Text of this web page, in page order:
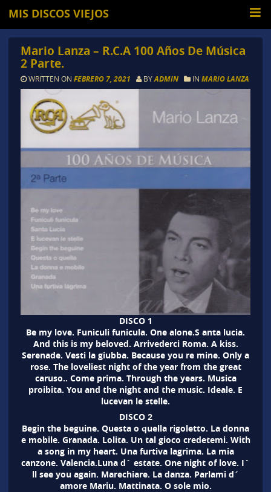
MIS DISCOS VIEJOS
Mario Lanza – R.C.A 100 Años De Música
2 Parte.
WRITTEN ON FEBRERO 7, 2021 BYADMIN IN MARIO LANZA
DISCO 1
Be my love. Funiculi funicula. One alone.S anta lucia.
And this is my beloved. Arrivederci Roma. A kiss.
Serenade. Vesti la giubba. Because you re mine. Only a
rose. The loveliest night of the year from the great
caruso.. Come prima. Through the years. Musica
proibita. You and the night and the music. Ideale. E
lucevan le stelle.
DISCO 2
Begin the beguine. Questa o quella rigoletto. La donna
e mobile. Granada. Lolita. Un tal gioco credetemi. With
a song in my heart. Una furtiva lagrima. La mia
canzone. Valencia.Luna d´ estate. One night of love. I´
ll see you again. Marechiare. La danza. Parlami d´
amore Mariu. Mattinata. O sole mio.